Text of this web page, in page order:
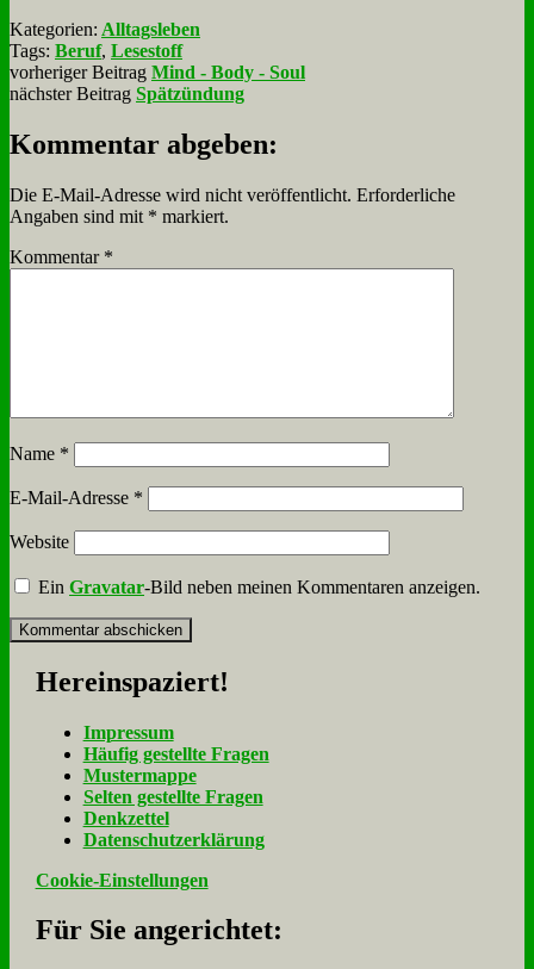
Kategorien: Alltagsleben
Tags: Beruf, Lesestoff
vorheriger Beitrag Mind - Body - Soul
nächster Beitrag Spätzündung
Kommentar abgeben:
Die E-Mail-Adresse wird nicht veröffentlicht. Erforderliche
Angaben sind mit * markiert.
Kommentar *
Name *
E-Mail-Adresse *
Website
EinGravatar-Bild neben meinen Kommentaren anzeigen.
Her­ein­spa­ziert!
Im­pres­sum
Häu­fig ge­stell­te Fra­gen
Mu­ster­map­pe
Sel­ten ge­stell­te Fra­gen
Denk­zet­tel
Da­ten­schutz­er­klä­rung
Cookie-Einstellungen
Für Sie an­ge­rich­tet: